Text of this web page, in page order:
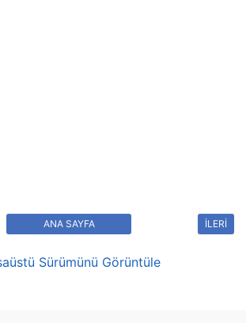
İLERİ
ANA SAYFA
Sürümünü Görüntüle